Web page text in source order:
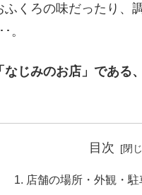
くろの味だったり、
。
「なじみのお店」である
目次
店舗の場所・外観・